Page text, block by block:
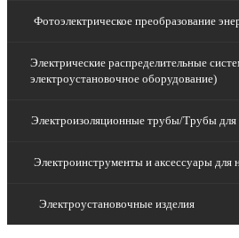
Фотоэлектрическое преобразование
Электрические распределительные
электроустановочное оборудование)
Электроизоляционные трубы/Трубы для
Электроинструменты и аксессуары для
Электроустановочные изделия